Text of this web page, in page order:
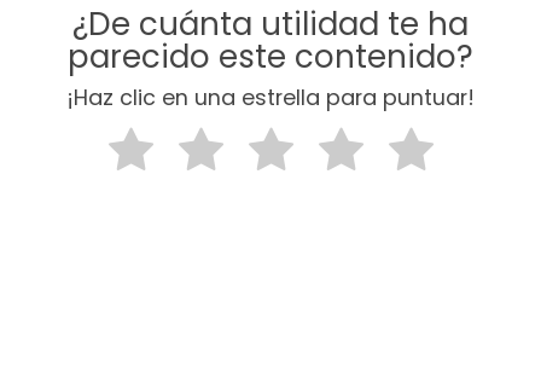
¿De cuánta utilidad te ha
parecido este contenido?
¡Haz clic en una estrella para puntuar!